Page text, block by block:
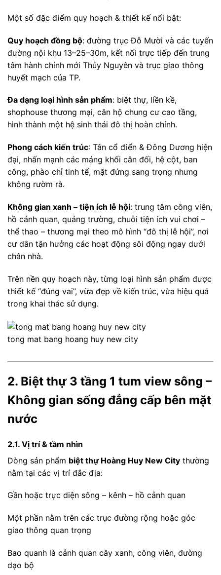
Một số đặc điểm quy hoạch & thiết kế nổi bật:
Quy hoạch đồng bộ: đường trục Đỗ Mười và các tuyến
đường nội khu 13–25–30m, kết nối trực tiếp đến trung
tâm hành chính mới Thủy Nguyên và trục giao thông
huyết mạch của TP.
Đa dạng loại hình sản phẩm: biệt thự, liền kề,
shophouse thương mại, căn hộ chung cư cao tầng,
hình thành một hệ sinh thái đô thị hoàn chỉnh.
Phong cách kiến trúc: Tân cổ điển & Đông Dương hiện
đại, nhấn mạnh các mảng khối cân đối, hệ cột, ban
công, phào chỉ tinh tế, mặt đứng sang trọng nhưng
không rườm rà.
Không gian xanh – tiện ích lễ hội: trung tâm công viên,
hồ cảnh quan, quảng trường, chuỗi tiện ích vui chơi –
thể thao – thương mại theo mô hình “đô thị lễ hội”, nơi
cư dân tận hưởng các hoạt động sôi động ngay dưới
chân nhà.
Trên nền quy hoạch này, từng loại hình sản phẩm được
thiết kế “đúng vai”, vừa đẹp về kiến trúc, vừa hiệu quả
trong khai thác sử dụng.
tong mat bang hoang huy new city
2. Biệt thự 3 tầng 1 tum view sông –
Không gian sống đẳng cấp bên mặt
nước
2.1. Vị trí & tầm nhìn
Dòng sản phẩm biệt thự Hoàng Huy New City thường
nằm tại các vị trí đắc địa:
Gần hoặc trực diện sông – kênh – hồ cảnh quan
Một phần nằm trên các trục đường rộng hoặc góc
giao thông quan trọng
Bao quanh là cảnh quan cây xanh, công viên, đường
dạo bộ